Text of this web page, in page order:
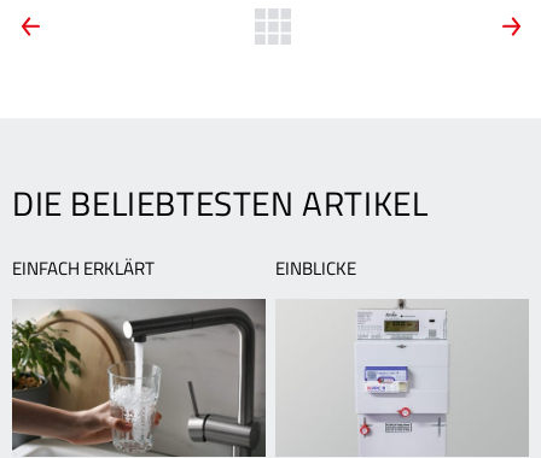
ARTIKEL-
Zurück
DIE BELIEBTESTEN ARTIKEL
EINFACH ERKLÄRT EINBLICKE